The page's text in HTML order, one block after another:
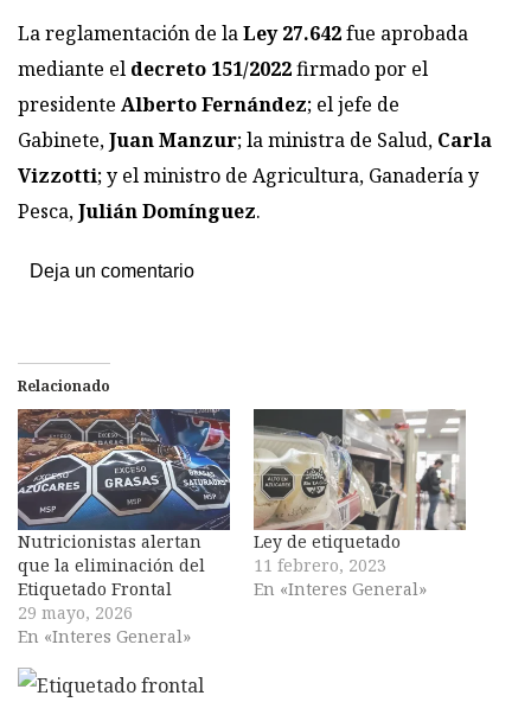
La reglamentación de laLey 27.642fue aprobada
mediante el decreto 151/2022firmado por el
presidente Alberto Fernández; el jefe de
Gabinete,Juan Manzur; la ministra de Salud, Carla
Vizzotti; y el ministro de Agricultura, Ganadería y
Pesca,Julián Domínguez.
Deja un comentario
Relacionado
Nutricionistas alertan
que la eliminación del
Etiquetado Frontal
29 mayo, 2026
En «Interes General»
Ley de etiquetado
11 febrero, 2023
En «Interes General»